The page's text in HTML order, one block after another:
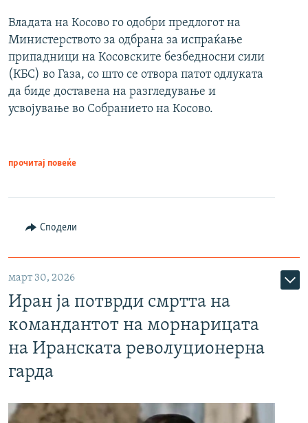
Владата на Косово го одобри предлогот на
Министерството за одбрана за испраќање
припадници на Косовските безбедносни сили
(КБС) во Газа, со што се отвора патот одлуката
да биде доставена на разгледување и
усвојување во Собранието на Косово.
прочитај повеќе
Сподели
март 30, 2026
Иран ја потврди смртта на
командантот на морнарицата
на Иранската револуционерна
гарда